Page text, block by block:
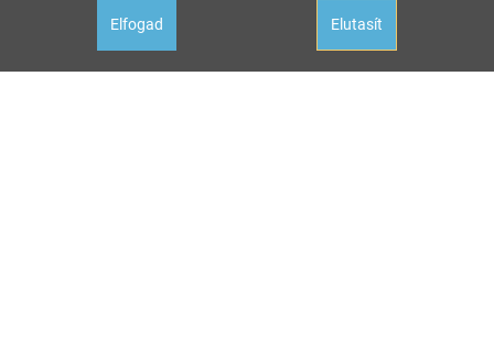
Elfogad Elutasít